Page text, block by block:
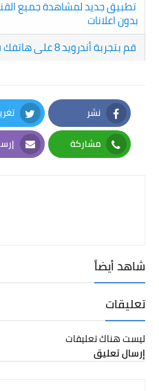
بدون اعلانات
قم بتجربة أندرويد 8 على هاتفك قبل أى حد (Android O)
نشر
Facebook
مشاركة
Whatsapp
شاهد أيضاً
تعليقات
ليست هناك تعليقات
إرسال تعليق